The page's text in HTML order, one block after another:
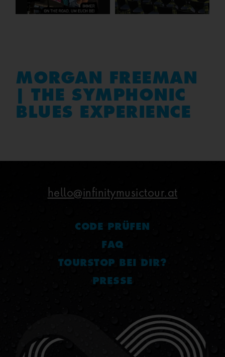
MORGAN FREEMAN
| THE SYMPHONIC
BLUES EXPERIENCE
hello@infinitymusictour.at
CODE PRÜFEN
FAQ
TOURSTOP BEI DIR?
PRESSE